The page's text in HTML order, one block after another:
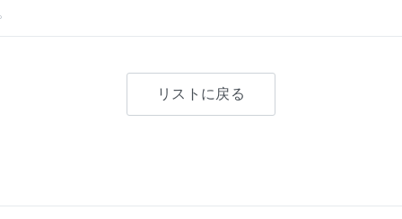
リストに戻る